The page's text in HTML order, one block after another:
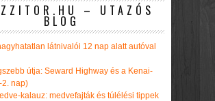
– UTAZÓS
BLOG
látnivalói 12 nap alatt autóval
útja: Seward Highway és a Kenai-
2. nap)
kalauz: medvefajták és túlélési tippek